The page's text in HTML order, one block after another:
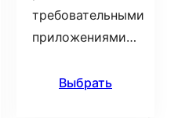
требовательными
приложениями…
Выбрать